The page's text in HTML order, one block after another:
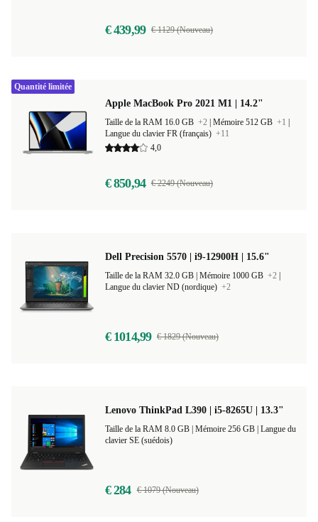
€ 439,99 € 1129 (Nouveau)
Apple MacBook Pro 2021 M1 | 14.2"
Taille de la RAM 16.0 GB +2 Mémoire 512 GB +1
Langue du clavier FR (français) +11
4,0
€ 850,94 € 2249 (Nouveau)
Quantité limitée
Dell Precision 5570 | i9-12900H | 15.6"
Mémoire 1000 GB +2
Langue du clavier ND (nordique) +2
€ 1014,99 € 1829 (Nouveau)
Lenovo ThinkPad L390 | i5-8265U | 13.3"
Langue du
clavier SE (suédois)
€ 284 € 1079 (Nouveau)